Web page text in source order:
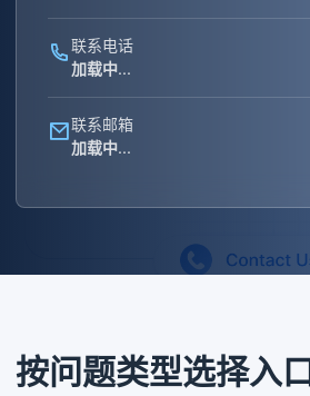
联系电话
加载中...
联系邮箱
加载中...
按问题类型选择入口